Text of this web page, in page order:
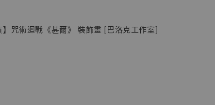
- +
物車
】咒術迴戰《甚爾》 裝飾畫 [巴洛克工作室]